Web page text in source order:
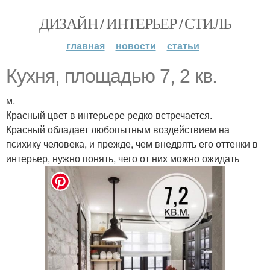
ДИЗАЙН / ИНТЕРЬЕР / СТИЛЬ
главная новости статьи
Кухня, площадью 7, 2 кв.
м.
Красный цвет в интерьере редко встречается.
Красный обладает любопытным воздействием на
психику человека, и прежде, чем внедрять его оттенки в
интерьер, нужно понять, чего от них можно ожидать